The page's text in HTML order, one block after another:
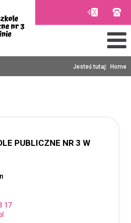
Jesteś tutaj: Home
PUBLICZNE NR 3 W
17